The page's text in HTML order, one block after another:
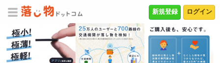
ログイン
新規登録